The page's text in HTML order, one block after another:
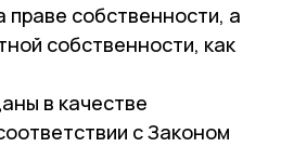
собственности, а
собственности, как
в качестве
с Законом